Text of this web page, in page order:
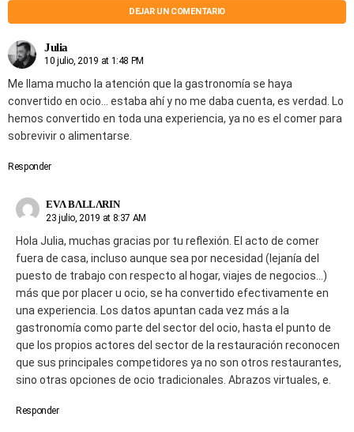
DEJAR UN COMENTARIO
Julia
10 julio, 2019 at 1:48 PM
Me llama mucho la atención que la gastronomía se haya
convertido en ocio… estaba ahí y no me daba cuenta, es verdad. Lo
hemos convertido en toda una experiencia, ya no es el comer para
sobrevivir o alimentarse.
Responder
EVΛ BΛLLΛRIN
23 julio, 2019 at 8:37 AM
Hola Julia, muchas gracias por tu reflexión. El acto de comer
fuera de casa, incluso aunque sea por necesidad (lejanía del
puesto de trabajo con respecto al hogar, viajes de negocios…)
más que por placer u ocio, se ha convertido efectivamente en
una experiencia. Los datos apuntan cada vez más a la
gastronomía como parte del sector del ocio, hasta el punto de
que los propios actores del sector de la restauración reconocen
que sus principales competidores ya no son otros restaurantes,
sino otras opciones de ocio tradicionales. Abrazos virtuales, e.
Responder